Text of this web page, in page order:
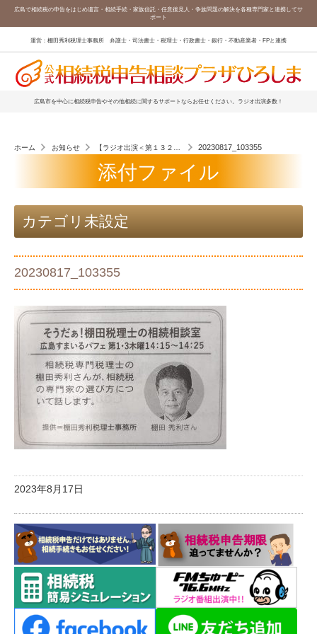
広島で相続税の申告をはじめ遺言・相続手続・家族信託・任意後見人・争族問題の解決を各種専門家と連携してサ
ポート
運営：棚田秀利税理士事務所 弁護士・司法書士・税理士・行政書士・銀行・不動産業者・FPと連携
広島市を中心に相続税申告やその他相続に関するサポートならお任せください。ラジオ出演多数！
ホーム お知らせ 20230817_103355
添付ファイル
カテゴリ未設定
20230817_103355
2023年8月17日